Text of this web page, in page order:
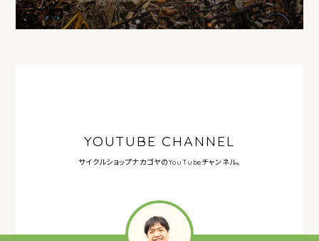
YOUTUBE CHANNEL
サイクルショップナカゴヤのYouTubeチャンネル。